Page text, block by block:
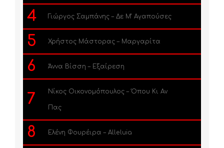
4 Γιώργος Σαμπάνης – Δε Μ’ Αγαπούσες
5 Χρήστος Μάστορας – Μαργαρίτα
6 Άννα Βίσση – Εξαίρεση
7 Νίκος Οικονομόπουλος – Όπου Κι Αν
Πας
8 Ελένη Φουρέιρα – Alleluia